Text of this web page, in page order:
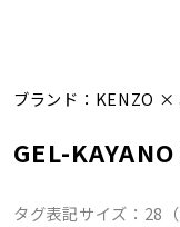
ブランド： KENZO ×
GEL-
タグ表記サイズ：28